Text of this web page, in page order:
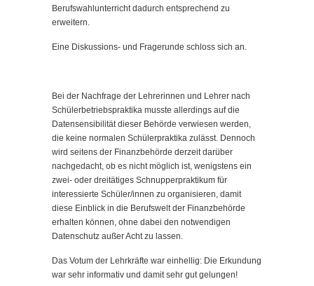
Berufswahlunterricht dadurch entsprechend zu
erweitern.
Eine Diskussions- und Fragerunde schloss sich an.
Bei der Nachfrage der Lehrerinnen und Lehrer nach
Schülerbetriebspraktika musste allerdings auf die
Datensensibilität dieser Behörde verwiesen werden,
die keine normalen Schülerpraktika zulässt. Dennoch
wird seitens der Finanzbehörde derzeit darüber
nachgedacht, ob es nicht möglich ist, wenigstens ein
zwei- oder dreitätiges Schnupperpraktikum für
interessierte Schüler/innen zu organisieren, damit
diese Einblick in die Berufswelt der Finanzbehörde
erhalten können, ohne dabei den notwendigen
Datenschutz außer Acht zu lassen.
Das Votum der Lehrkräfte war einhellig: Die Erkundung
war sehr informativ und damit sehr gut gelungen!